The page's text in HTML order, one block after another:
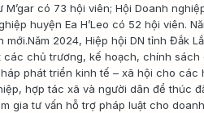
có 73 hội viên; Hội Doanh
huyện Ea H’Leo có 52 hội viên.
2024, Hiệp hội DN tỉnh Đắk
các chủ trương, kế hoạch, chính sách
phát triển kinh tế – xã hội cho các
hợp tác xã và người dân để thúc
gia tư vấn hỗ trợ pháp luật cho doanh